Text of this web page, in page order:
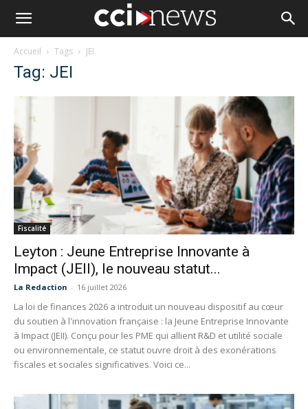
Accueil Tags JEI
Tag: JEI
Fiscalité
Leyton : Jeune Entreprise Innovante à
Impact (JEII), le nouveau statut...
La Redaction - 16 juillet 2026
La loi de finances 2026 a introduit un nouveau dispositif au cœur
du soutien à l'innovation française : la Jeune Entreprise Innovante
à Impact (JEII). Conçu pour les PME qui allient R&D et utilité sociale
ou environnementale, ce statut ouvre droit à des exonérations
fiscales et sociales significatives. Voici ce...